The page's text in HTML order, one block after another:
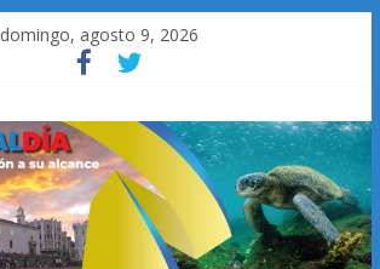
domingo, agosto 9, 2026